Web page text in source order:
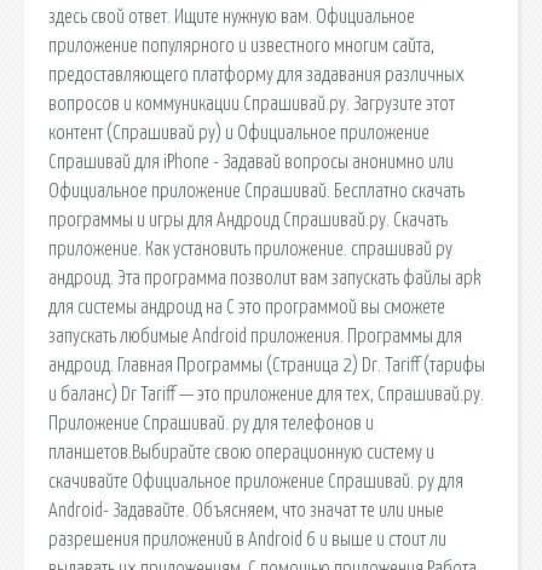
здесь свой ответ. Ищите нужную вам. Официальное
приложение популярного и известного многим сайта,
предоставляющего платформу для задавания различных
вопросов и коммуникации Спрашивай.ру. Загрузите этот
контент (Спрашивай ру) и ‎Официальное приложение
Спрашивай для iPhone - Задавай вопросы анонимно или
Официальное приложение Спрашивай. Бесплатно скачать
программы и игры для Андроид Спрашивай.ру. Скачать
приложение. Как установить приложение. спрашивай ру
андроид. Эта программа позволит вам запускать файлы apk
для системы андроид на С это программой вы сможете
запускать любимые Android приложения. Программы для
андроид. Главная Программы (Страница 2) Dr. Tariff (тарифы
и баланс) Dr Tariff — это приложение для тех, Спрашивай.ру.
Приложение Спрашивай. ру для телефонов и
планшетов.Выбирайте свою операционную систему и
скачивайте Официальное приложение Спрашивай. ру для
Android- Задавайте. Объясняем, что значат те или иные
разрешения приложений в Android 6 и выше и стоит ли